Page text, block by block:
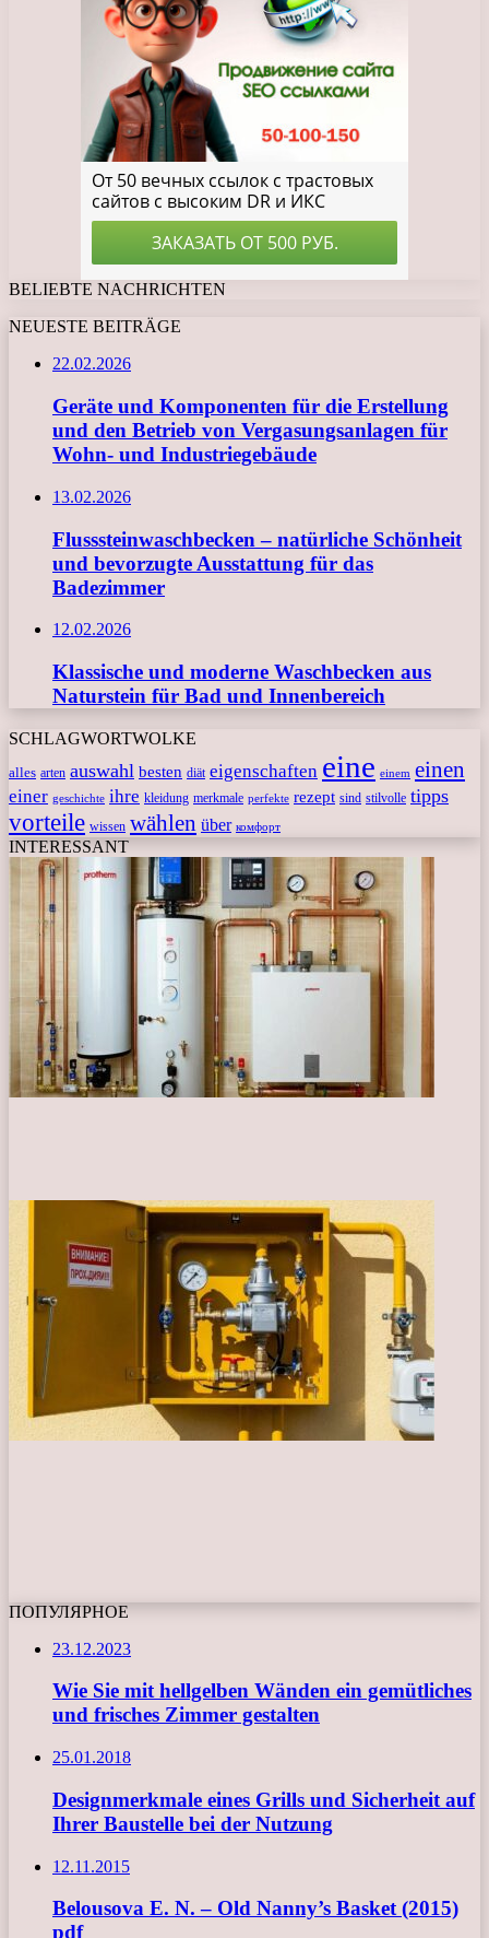
BELIEBTE NACHRICHTEN
NEUESTE BEITRÄGE
22.02.2026
Geräte und Komponenten für die Erstellung
und den Betrieb von Vergasungsanlagen für
Wohn- und Industriegebäude
13.02.2026
Flusssteinwaschbecken – natürliche Schönheit
und bevorzugte Ausstattung für das
Badezimmer
12.02.2026
Klassische und moderne Waschbecken aus
Naturstein für Bad und Innenbereich
SCHLAGWORTWOLKE
alles arten auswahl besten diät eigenschaften eine einem einen
einer geschichte ihre kleidung merkmale perfekte rezept sind stilvolle tipps
vorteile wissen wählen über комфорт
INTERESSANT
ПОПУЛЯРНОЕ
23.12.2023
Wie Sie mit hellgelben Wänden ein gemütliches
und frisches Zimmer gestalten
25.01.2018
Designmerkmale eines Grills und Sicherheit auf
Ihrer Baustelle bei der Nutzung
12.11.2015
Belousova E. N. – Old Nanny’s Basket (2015)
pdf